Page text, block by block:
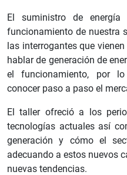
El suministro de
funcionamiento de nuestra
las interrogantes que
hablar de generación de
el funcionamiento, por
conocer paso a paso el
El taller ofreció a los
tecnologías actuales así
generación y cómo el
adecuando a estos nuevos
nuevas tendencias.